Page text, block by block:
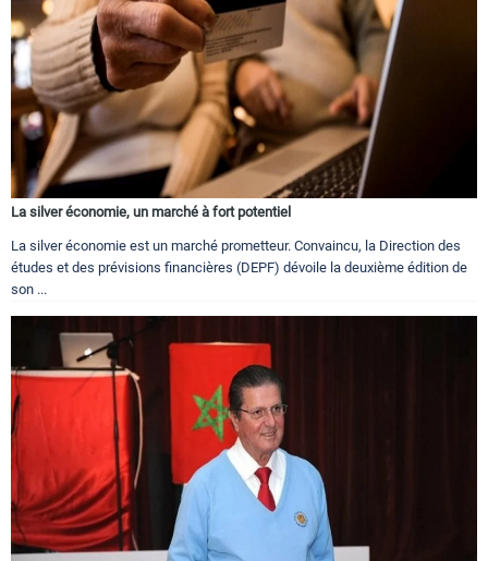
La silver économie, un marché à fort potentiel
La silver économie est un marché prometteur. Convaincu, la Direction des
études et des prévisions financières (DEPF) dévoile la deuxième édition de
son ...